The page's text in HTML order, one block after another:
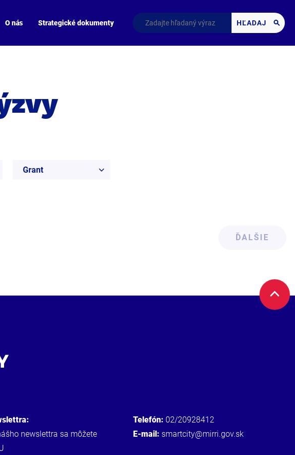
O nás Strategické dokumenty HĽADAJ
Grant
ĎALŠIE
newslettra sa môžete
Telefón: 02/20928412
E-mail: smartcity@mirri.gov.sk